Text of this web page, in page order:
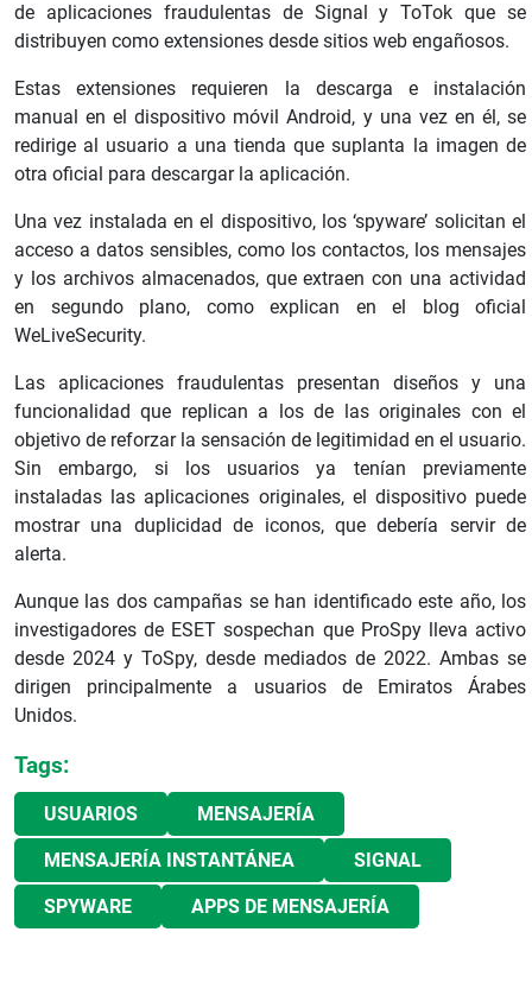
de aplicaciones fraudulentas de Signal y ToTok que se
distribuyen como extensiones desde sitios web engañosos.
Estas extensiones requieren la descarga e instalación
manual en el dispositivo móvil Android, y una vez en él, se
redirige al usuario a una tienda que suplanta la imagen de
otra oficial para descargar la aplicación.
Una vez instalada en el dispositivo, los ‘spyware’ solicitan el
acceso a datos sensibles, como los contactos, los mensajes
y los archivos almacenados, que extraen con una actividad
en segundo plano, como explican en el blog oficial
WeLiveSecurity.
Las aplicaciones fraudulentas presentan diseños y una
funcionalidad que replican a los de las originales con el
objetivo de reforzar la sensación de legitimidad en el usuario.
Sin embargo, si los usuarios ya tenían previamente
instaladas las aplicaciones originales, el dispositivo puede
mostrar una duplicidad de iconos, que debería servir de
alerta.
Aunque las dos campañas se han identificado este año, los
investigadores de ESET sospechan que ProSpy lleva activo
desde 2024 y ToSpy, desde mediados de 2022. Ambas se
dirigen principalmente a usuarios de Emiratos Árabes
Unidos.
Tags:
USUARIOS MENSAJERÍA
MENSAJERÍA INSTANTÁNEA SIGNAL
SPYWARE APPS DE MENSAJERÍA